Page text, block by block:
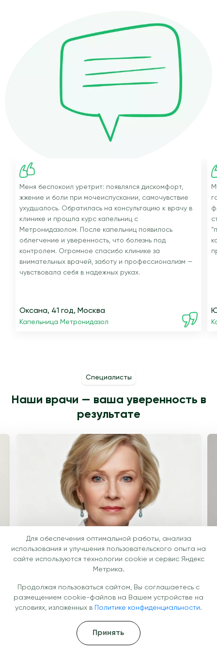
Меня беспокоил уретрит: появлялся дискомфорт,
жжение и боли при мочеиспускании, самочувствие
ухудшалось. Обратилась на консультацию к врачу в
клинике и прошла курс капельниц с
Метронидазолом. После капельниц появилось
облегчение и уверенность, что болезнь под
контролем. Огромное спасибо клинике за
внимательных врачей, заботу и профессионализм —
чувствовала себя в надежных руках.
Оксана, 41 год, Москва
Капельница Метронидазол
Специалисты
Наши врачи — ваша уверенность в
результате
Федорова Екатерина Вячеславовна
Подробнее
Для обеспечения оптимальной работы, анализа
использования и улучшения пользовательского опыта на
сайте используются технологии cookie и сервис Яндекс
Метрика.
Продолжая пользоваться сайтом, Вы соглашаетесь с
размещением cookie-файлов на Вашем устройстве на
условиях, изложенных в
Политике конфиденциальности.
Принять